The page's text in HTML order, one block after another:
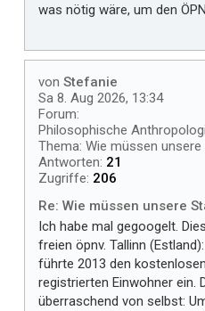
was nötig wäre, um den
von Stefanie
Sa 8. Aug 2026, 13:34
Forum:
Philosophische
Thema: Wie müssen
Antworten: 21
Zugriffe: 206
Re: Wie müssen unsere
Ich habe mal gegoogelt.
freien öpnv. Tallinn
führte 2013 den
registrierten Einwohner ein.
überraschend von selbst: